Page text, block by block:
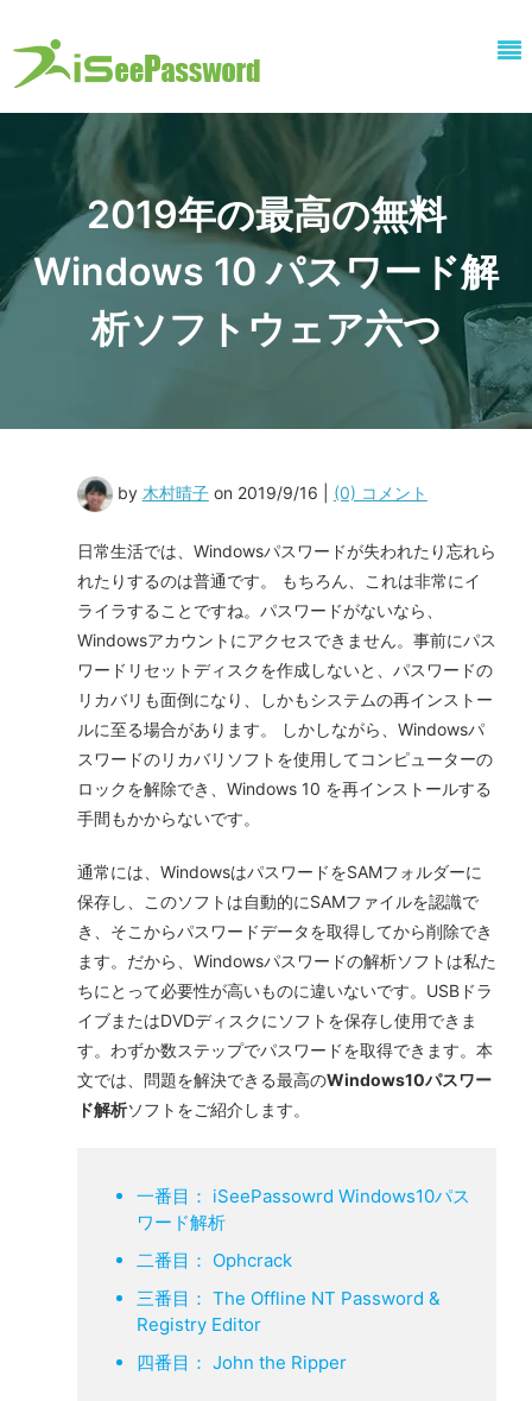
2019年の最高の無料
Windows 10 パスワード解
析ソフトウェア六つ
by 木村晴子on 2019/9/16 | (0) コメント
日常生活では、Windowsパスワードが失われたり忘れら
れたりするのは普通です。 もちろん、これは非常にイ
ライラすることですね。パスワードがないなら、
Windowsアカウントにアクセスできません。事前にパス
ワードリセットディスクを作成しないと、パスワードの
リカバリも面倒になり、しかもシステムの再インストー
ルに至る場合があります。 しかしながら、Windowsパ
スワードのリカバリソフトを使用してコンピューターの
ロックを解除でき、Windows 10 を再インストールする
手間もかからないです。
通常には、WindowsはパスワードをSAMフォルダーに
保存し、このソフトは自動的にSAMファイルを認識で
き、そこからパスワードデータを取得してから削除でき
ます。だから、Windowsパスワードの解析ソフトは私た
ちにとって必要性が高いものに違いないです。USBドラ
イブまたはDVDディスクにソフトを保存し使用できま
す。わずか数ステップでパスワードを取得できます。本
文では、問題を解決できる最高のWindows10パスワー
ド解析ソフトをご紹介します。
一番目： iSeePassowrd Windows10パス
ワード解析
二番目： Ophcrack
三番目： The Offline NT Password &
Registry Editor
四番目： John the Ripper